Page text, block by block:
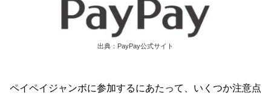
出典：PayPay公式サイト
ペイペイジャンボに参加するにあたって、いくつか注意点